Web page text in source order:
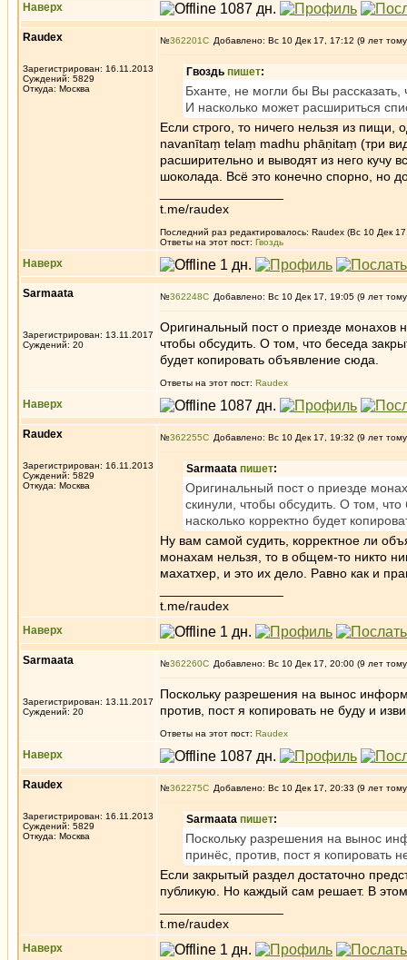
Наверх
Raudex
Зарегистрирован: 16.11.2013
Суждений: 5829
Откуда: Москва
№362201 Добавлено: Вс 10 Дек 17, 17:12 (9 лет
Гвоздь пишет:
Бханте, не могли бы Вы
И насколько может расшириться
Если строго, то ничего нельзя из пищи,
navanītaṃ telaṃ madhu phāṇitaṃ (три
расширительно и выводят из него кучу
шоколада. Всё это конечно спорно, но
t.me/raudex
Последний раз редактировалось: Raudex (Вс 10 Дек
Ответы на этот пост: Гвоздь
Наверх
Sarmaata
Зарегистрирован: 13.11.2017
Суждений: 20
№362248 Добавлено: Вс 10 Дек 17, 19:05 (9 лет
Оригинальный пост о приезде монахов
чтобы обсудить. О том, что беседа
будет копировать объявление сюда.
Ответы на этот пост: Raudex
Наверх
Raudex
Зарегистрирован: 16.11.2013
Суждений: 5829
Откуда: Москва
№362255 Добавлено: Вс 10 Дек 17, 19:32 (9 лет
Sarmaata пишет:
Оригинальный пост о приезде
скинули, чтобы обсудить. О том,
насколько корректно будет
Ну вам самой судить, корректное ли
монахам нельзя, то в общем-то никто
махатхер, и это их дело. Равно как и
t.me/raudex
Наверх
Sarmaata
Зарегистрирован: 13.11.2017
Суждений: 20
№362260 Добавлено: Вс 10 Дек 17, 20:00 (9 лет
Поскольку разрешения на вынос
против, пост я копировать не буду и
Ответы на этот пост: Raudex
Наверх
Raudex
Зарегистрирован: 16.11.2013
Суждений: 5829
Откуда: Москва
№362275 Добавлено: Вс 10 Дек 17, 20:33 (9 лет
Sarmaata пишет:
Поскольку разрешения на вынос
принёс, против, пост я копировать
Если закрытый раздел достаточно
публикую. Но каждый сам решает. В
t.me/raudex
Наверх